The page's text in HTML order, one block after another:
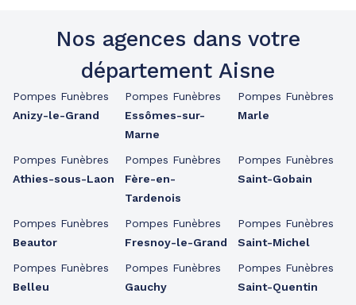
Nos agences dans votre
département Aisne
Pompes Funèbres
Anizy-le-Grand
Pompes Funèbres
Athies-sous-Laon
Pompes Funèbres
Beautor
Pompes Funèbres
Belleu
Pompes Funèbres
Essômes-sur-
Marne
Pompes Funèbres
Fère-en-
Tardenois
Pompes Funèbres
Fresnoy-le-Grand
Pompes Funèbres
Gauchy
Pompes Funèbres
Marle
Pompes Funèbres
Saint-Gobain
Pompes Funèbres
Saint-Michel
Pompes Funèbres
Saint-Quentin